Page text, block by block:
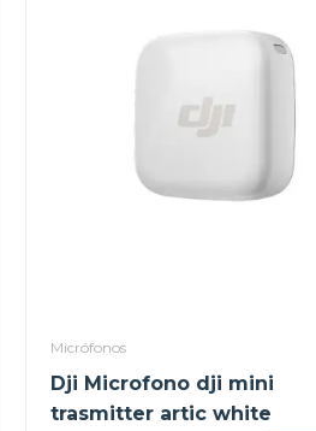
Micrófonos
Dji Microfono dji mini
trasmitter artic white